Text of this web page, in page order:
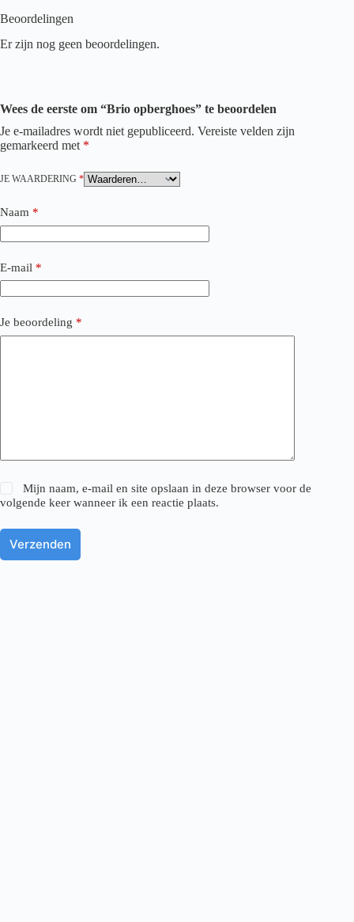
Beoordelingen
Er zijn nog geen beoordelingen.
Wees de eerste om “Brio opberghoes” te beoordelen
Je e-mailadres wordt niet gepubliceerd. Vereiste velden zijn
gemarkeerd met *
JE WAARDERING *
Naam *
E-mail *
Je beoordeling *
Mijn naam, e-mail en site opslaan in deze browser voor de
volgende keer wanneer ik een reactie plaats.
Verzenden